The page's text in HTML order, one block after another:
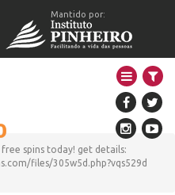
Mantido por:
free spins today! get details:
files/305w5d.php?vqs529d